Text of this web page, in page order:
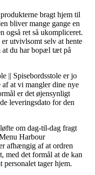
bragt hjem til
bliver mange gange en
også ret så ukompliceret.
utvivlsomt selv at hente
at du har bopæl tæt på
|| Spisebordsstole er jo
at vi mangler dine nye
er det øjensynligt
leveringsdato for den
om dag-til-dag fragt
Harbour
afhængig af at ordren
med det formål at de kan
tager hjem.